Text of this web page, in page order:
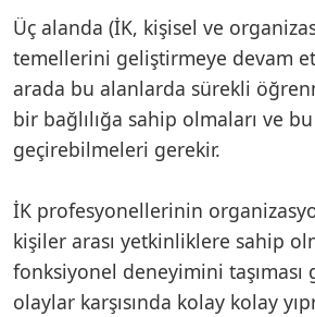
Üç alanda (İK, kişisel ve
temellerini geliştirmeye devam
arada bu alanlarda sürekli
bir bağlılığa sahip olmaları ve bu
geçirebilmeleri gerekir.
İK profesyonellerinin
kişiler arası yetkinliklere sahip
fonksiyonel deneyimini taşıması
olaylar karşısında kolay kolay